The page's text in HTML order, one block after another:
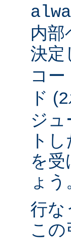
内
決定
コー
ド (2
ジ
ト
を
ょう
行な
こ